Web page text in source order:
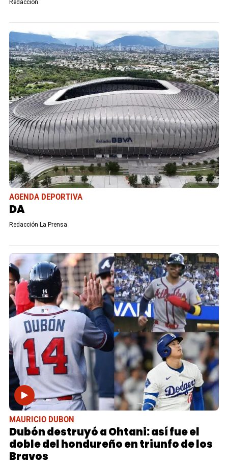
Redacción
AGENDA DEPORTIVA
DA
Redacción La Prensa
MAURICIO DUBON
Dubón destruyó a Ohtani: así fue el
doble del hondureño en triunfo de los
Bravos